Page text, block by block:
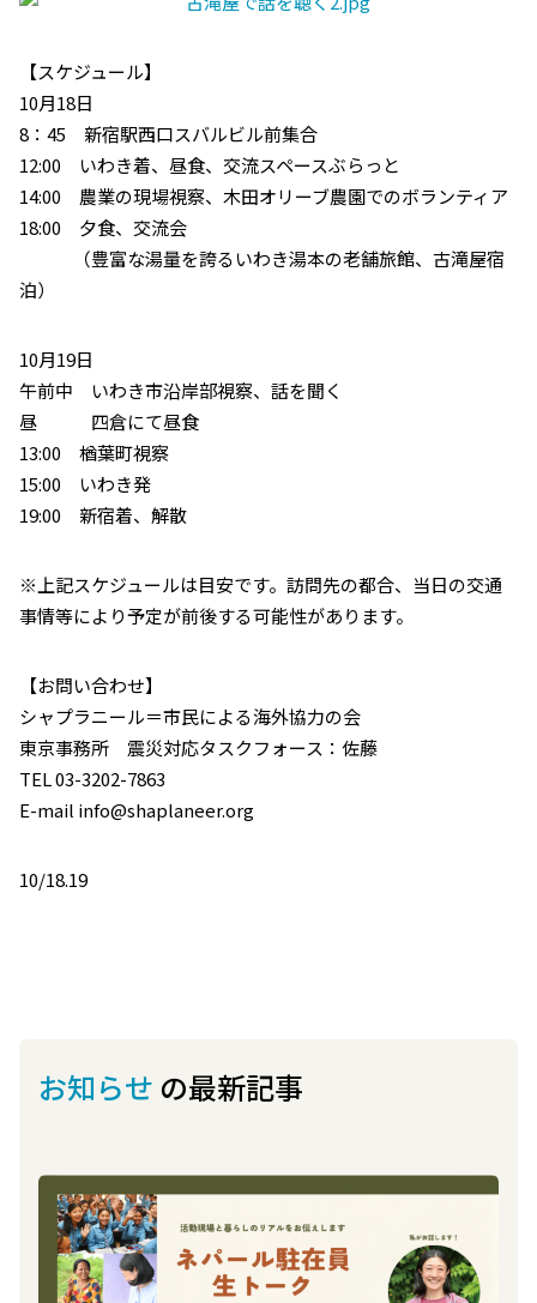
【スケジュール】
10月18日
8：45 新宿駅西口スバルビル前集合
12:00 いわき着、昼食、交流スペースぶらっと
14:00 農業の現場視察、木田オリーブ農園でのボランティア
18:00 夕食、交流会
（豊富な湯量を誇るいわき湯本の老舗旅館、古滝屋宿
泊）
10月19日
午前中 いわき市沿岸部視察、話を聞く
昼 四倉にて昼食
13:00 楢葉町視察
15:00 いわき発
19:00 新宿着、解散
※上記スケジュールは目安です。訪問先の都合、当日の交通
事情等により予定が前後する可能性があります。
【お問い合わせ】
シャプラニール＝市民による海外協力の会
東京事務所 震災対応タスクフォース：佐藤
TEL 03-3202-7863
E-mail info@shaplaneer.org
10/18.19
お知らせ の最新記事